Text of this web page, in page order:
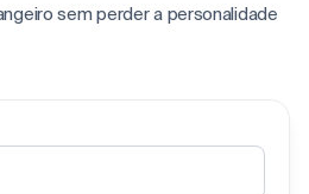
sem perder a personalidade